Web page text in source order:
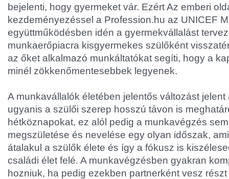
bejelenti, hogy gyermeket vár. Ezért Az emberi
kezdeményezéssel a Profession.hu az UNICEF
együttműködésben idén a gyermekvállalást
munkaerőpiacra kisgyermekes szülőként
az őket alkalmazó munkáltatókat segíti, hogy a
minél zökkenőmentesebbek legyenek.
A munkavállalók életében jelentős változást
ugyanis a szülői szerep hosszú távon is
hétköznapokat, ez alól pedig a munkavégzés
megszületése és nevelése egy olyan időszak,
átalakul a szülők élete és így a fókusz is
családi élet felé. A munkavégzésben gyakran
hozniuk, ha pedig ezekben partnerként vesz